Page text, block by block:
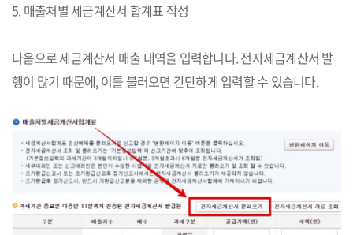
5. 매출처별 세금계산서 합계표 작성
다음으로 세금계산서 매출 내역을 입력합니다. 전자세금계산서 발
행이 많기 때문에, 이를 불러오면 간단하게 입력할 수 있습니다.